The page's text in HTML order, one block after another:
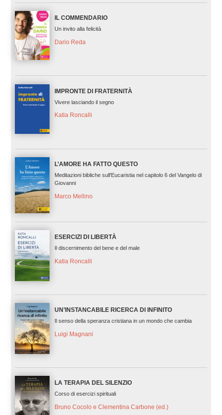
IL COMMENDARIO
Un invito alla felicità
Dario Reda
IMPRONTE DI FRATERNITÀ
Vivere lasciando il segno
Katia Roncalli
L’AMORE HA FATTO QUESTO
Meditazioni bibliche sull'Eucaristia nel capitolo 6 del Vangelo di
Giovanni
Marco Mellino
ESERCIZI DI LIBERTÀ
Il discernimento del bene e del male
Katia Roncalli
UN’INSTANCABILE RICERCA DI INFINITO
Il senso della speranza cristiana in un mondo che cambia
Luigi Magnani
LA TERAPIA DEL SILENZIO
Corso di esercizi spirituali
Bruno Cocolo e Clementina Carbone (ed.)